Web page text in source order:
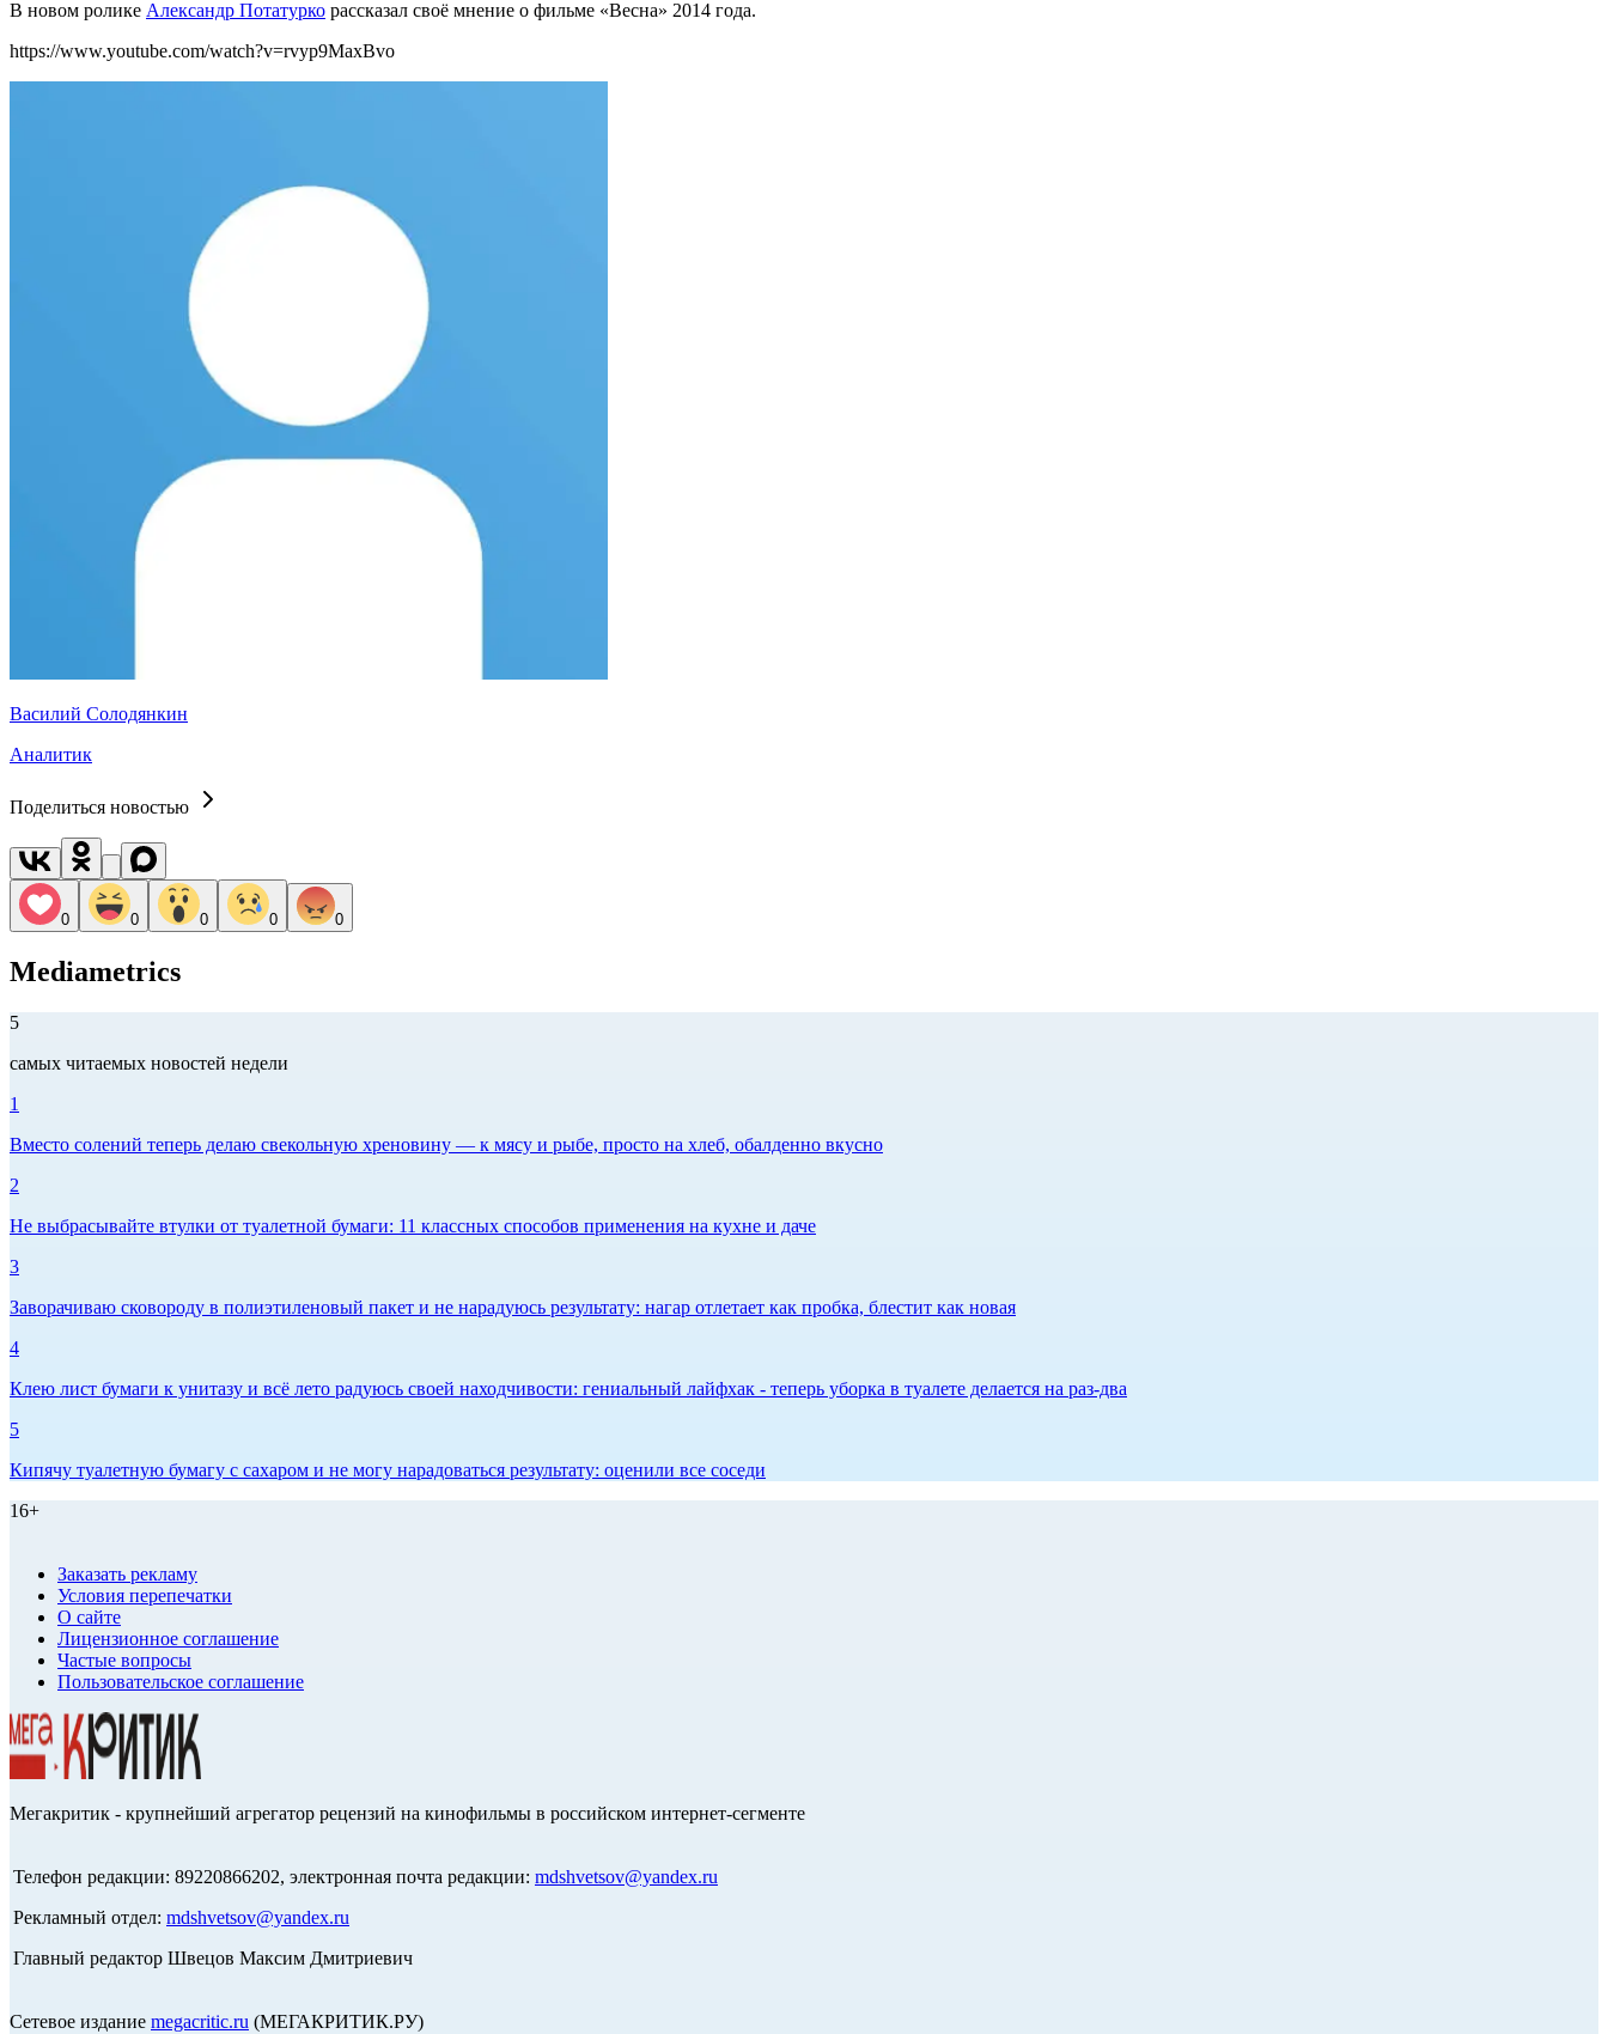
В новом ролике Александр Потатурко рассказал своё мнение о фильме «Весна» 2014 года.
https://www.youtube.com/watch?v=rvyp9MaxBvo
Василий Солодянкин
Аналитик
Поделиться новостью
0 0 0 0 0
Mediametrics
5
самых читаемых новостей недели
1
Вместо солений теперь делаю свекольную хреновину — к мясу и рыбе, просто на хлеб, обалденно вкусно
2
Не выбрасывайте втулки от туалетной бумаги: 11 классных способов применения на кухне и даче
3
Заворачиваю сковороду в полиэтиленовый пакет и не нарадуюсь результату: нагар отлетает как пробка, блестит как новая
4
Клею лист бумаги к унитазу и всё лето радуюсь своей находчивости: гениальный лайфхак - теперь уборка в туалете делается на раз-два
5
Кипячу туалетную бумагу с сахаром и не могу нарадоваться результату: оценили все соседи
16+
Заказать рекламу
Условия перепечатки
О сайте
Лицензионное соглашение
Частые вопросы
Пользовательское соглашение
Мегакритик - крупнейший агрегатор рецензий на кинофильмы в российском интернет-сегменте
Телефон редакции: 89220866202, электронная почта редакции: mdshvetsov@yandex.ru
Рекламный отдел: mdshvetsov@yandex.ru
Главный редактор Швецов Максим Дмитриевич
Сетевое издание megacritic.ru (МЕГАКРИТИК.РУ)